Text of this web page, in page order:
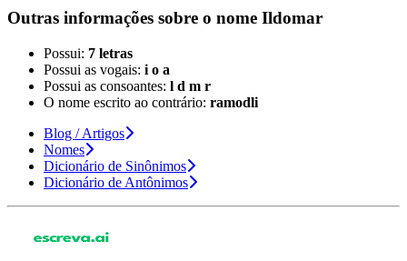
Outras informações sobre o nome Ildomar
Possui: 7 letras
Possui as vogais: i o a
Possui as consoantes: l d m r
O nome escrito ao contrário: ramodli
Blog / Artigos
Nomes
Dicionário de Sinônimos
Dicionário de Antônimos